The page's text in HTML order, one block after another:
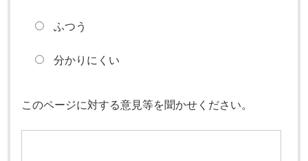
ふつう
分かりにくい
このページに対する意見等を聞かせください。